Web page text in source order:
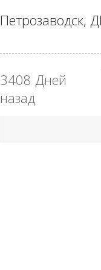
Петрозаводск,
3408 Дней
назад